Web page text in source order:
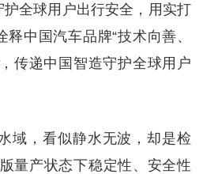
全球用户出行安全，用实打
中国汽车品牌“技术向善、
传递中国智造守护全球用户
域，看似静水无波，却是检
量产状态下稳定性、安全性